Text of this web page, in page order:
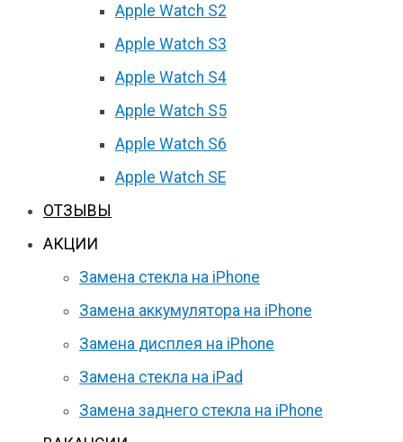
Apple Watch S2
Apple Watch S3
Apple Watch S4
Apple Watch S5
Apple Watch S6
Apple Watch SE
ОТЗЫВЫ
АКЦИИ
Замена стекла на iPhone
Замена аккумулятора на iPhone
Замена дисплея на iPhone
Замена стекла на iPad
Замена заднего стекла на iPhone